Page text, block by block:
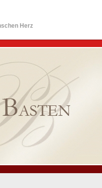
Herz